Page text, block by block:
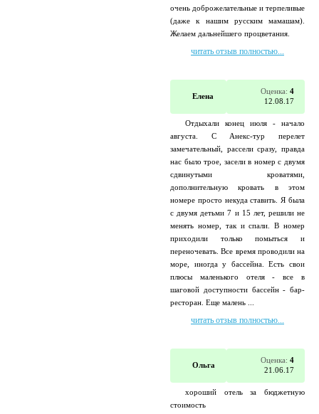
очень доброжелательные и терпеливые
(даже к нашим русским мамашам).
Желаем дальнейшего процветания.
читать отзыв полностью...
Елена
Оценка: 4
12.08.17
Отдыхали конец июля - начало
августа. С Анекс-тур перелет
замечательный, рассели сразу, правда
нас было трое, засели в номер с двумя
сдвинутыми кроватями,
дополнительную кровать в этом
номере просто некуда ставить. Я была
с двумя детьми 7 и 15 лет, решили не
менять номер, так и спали. В номер
приходили только помыться и
переночевать. Все время проводили на
море, иногда у бассейна. Есть свои
плюсы маленького отеля - все в
шаговой доступности бассейн - бар-
ресторан. Еще малень ...
читать отзыв полностью...
Ольга
Оценка: 4
21.06.17
хороший отель за бюджетную
стоимость